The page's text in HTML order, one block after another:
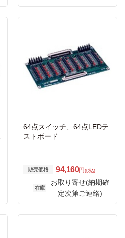
64点スイッチ、64点LEDテ
ストボード
販売価格 94,160円 (税込)
在庫
お取り寄せ(納期確
定次第ご連絡)